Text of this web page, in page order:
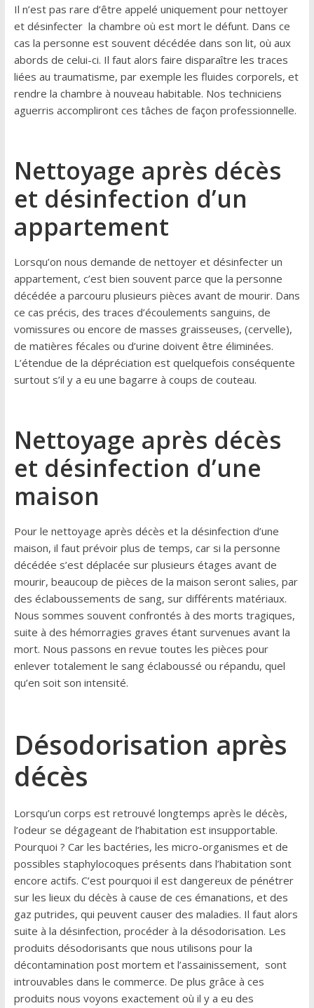
Il n’est pas rare d’être appelé uniquement pour nettoyer
et désinfecter la chambre où est mort le défunt. Dans ce
cas la personne est souvent décédée dans son lit, où aux
abords de celui-ci. Il faut alors faire disparaître les traces
liées au traumatisme, par exemple les fluides corporels, et
rendre la chambre à nouveau habitable. Nos techniciens
aguerris accompliront ces tâches de façon professionnelle.
Nettoyage après décès
et désinfection d’un
appartement
Lorsqu’on nous demande de nettoyer et désinfecter un
appartement, c’est bien souvent parce que la personne
décédée a parcouru plusieurs pièces avant de mourir. Dans
ce cas précis, des traces d’écoulements sanguins, de
vomissures ou encore de masses graisseuses, (cervelle),
de matières fécales ou d’urine doivent être éliminées.
L’étendue de la dépréciation est quelquefois conséquente
surtout s’il y a eu une bagarre à coups de couteau.
Nettoyage après décès
et désinfection d’une
maison
Pour le nettoyage après décès et la désinfection d’une
maison, il faut prévoir plus de temps, car si la personne
décédée s’est déplacée sur plusieurs étages avant de
mourir, beaucoup de pièces de la maison seront salies, par
des éclaboussements de sang, sur différents matériaux.
Nous sommes souvent confrontés à des morts tragiques,
suite à des hémorragies graves étant survenues avant la
mort. Nous passons en revue toutes les pièces pour
enlever totalement le sang éclaboussé ou répandu, quel
qu’en soit son intensité.
Désodorisation après
décès
Lorsqu’un corps est retrouvé longtemps après le décès,
l’odeur se dégageant de l’habitation est insupportable.
Pourquoi ? Car les bactéries, les micro-organismes et de
possibles staphylocoques présents dans l’habitation sont
encore actifs. C’est pourquoi il est dangereux de pénétrer
sur les lieux du décès à cause de ces émanations, et des
gaz putrides, qui peuvent causer des maladies. Il faut alors
suite à la désinfection, procéder à la désodorisation. Les
produits désodorisants que nous utilisons pour la
décontamination post mortem et l’assainissement, sont
introuvables dans le commerce. De plus grâce à ces
produits nous voyons exactement où il y a eu des